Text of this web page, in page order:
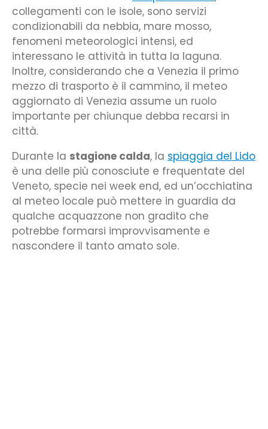
collegamenti con le isole, sono servizi
condizionabili da nebbia, mare mosso,
fenomeni meteorologici intensi, ed
interessano le attività in tutta la laguna.
Inoltre, considerando che a Venezia il primo
mezzo di trasporto è il cammino, il meteo
aggiornato di Venezia assume un ruolo
importante per chiunque debba recarsi in
città.
Durante la stagione calda, la spiaggia del Lido
è una delle più conosciute e frequentate del
Veneto, specie nei week end, ed un’occhiatina
al meteo locale può mettere in guardia da
qualche acquazzone non gradito che
potrebbe formarsi improvvisamente e
nascondere il tanto amato sole.